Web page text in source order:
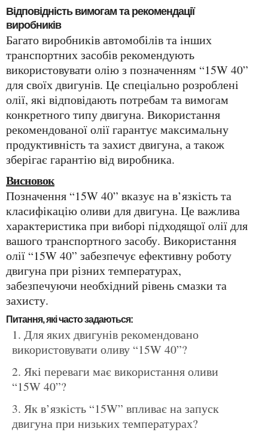
Відповідність вимогам та рекомендації
виробників
Багато виробників автомобілів та інших
транспортних засобів рекомендують
використовувати олію з позначенням “15W 40”
для своїх двигунів. Це спеціально розроблені
олії, які відповідають потребам та вимогам
конкретного типу двигуна. Використання
рекомендованої олії гарантує максимальну
продуктивність та захист двигуна, а також
зберігає гарантію від виробника.
Висновок
Позначення “15W 40” вказує на в’язкість та
класифікацію оливи для двигуна. Це важлива
характеристика при виборі підходящої олії для
вашого транспортного засобу. Використання
олії “15W 40” забезпечує ефективну роботу
двигуна при різних температурах,
забезпечуючи необхідний рівень смазки та
захисту.
Питання, які часто задаються:
Для яких двигунів рекомендовано
використовувати оливу “15W 40”?
Які переваги має використання оливи
“15W 40”?
Як в’язкість “15W” впливає на запуск
двигуна при низьких температурах?